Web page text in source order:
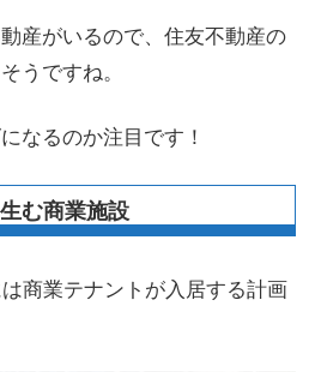
産がいるので、住友不動産の
うですね。
なるのか注目です！
む商業施設
商業テナントが入居する計画